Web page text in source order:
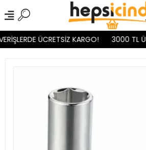
ÜCRETSİZ KARGO! 3000 TL